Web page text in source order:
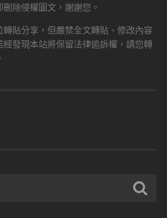
除侵權圖文，謝謝您。
貼分享，但嚴禁全文轉貼、修改內容
經發現本站將保留法律追訴權，請您轉